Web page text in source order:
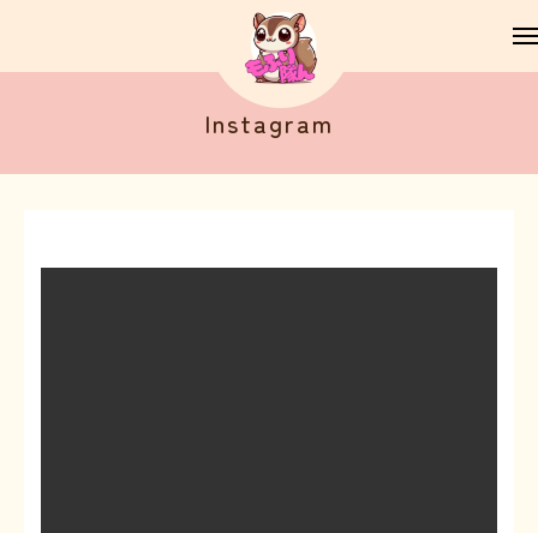
Instagram